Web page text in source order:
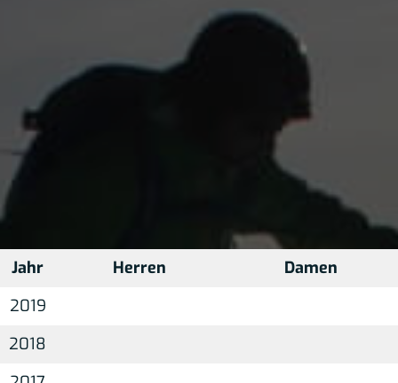
Jahr Herren
Damen
2019
2018